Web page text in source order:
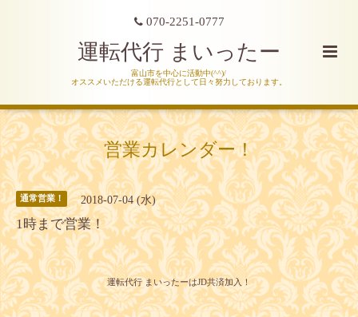
070-2251-0777
運転代行 まいったー
富山市を中心に活動中(^^)/
オススメいただける運転代行として日々努力しております。
営業カレンダー！
通常営業！ 2018-07-04 (水)
1時まで営業！
運転代行 まいったーはJD共済加入！